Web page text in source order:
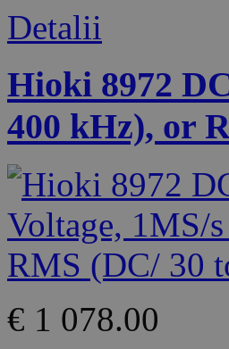
Detalii
Hioki 8972
400 kHz), or
€ 1 078.00